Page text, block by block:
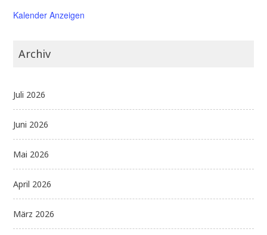
Kalender Anzeigen
Archiv
Juli 2026
Juni 2026
Mai 2026
April 2026
März 2026